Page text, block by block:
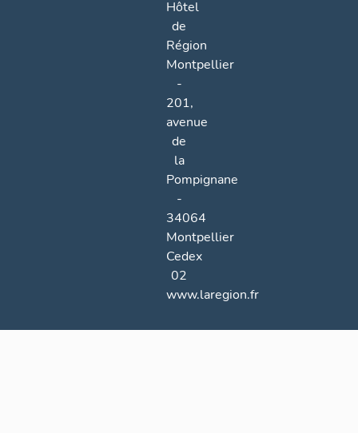
Hôtel
de
Région
Montpellier
-
201,
avenue
de
la
Pompignane
-
34064
Montpellier
Cedex
02
www.laregion.fr